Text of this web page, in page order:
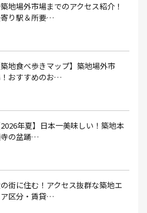
し(1） アルバイト(1）
イタリアンバル(1）
イタリアン料理(4）
(9）
(1） ウェットティッシュ(1）
エコバッグ(1）
エコバッグ 折りたたみ(1）
地場外市場までのアクセス紹介！
り駅＆所要…
築地食べ歩きマップ】築地場外市
おすすめのお…
2026年夏】日本一美味しい！築地本
の盆踊…
街に住む！アクセス抜群な築地エ
ア区分・賃貸…